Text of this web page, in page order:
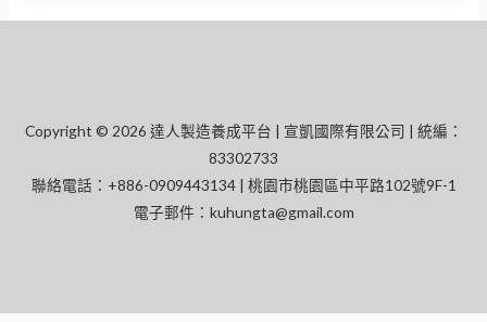
Copyright © 2026 達人製造養成平台 | 宣凱國際有限公司 | 統編：
83302733
聯絡電話：+886-0909443134 | 桃園市桃園區中平路102號9F-1
電子郵件： kuhungta@gmail.com